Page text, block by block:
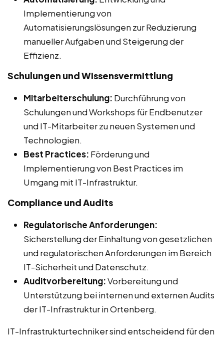
Implementierung von
Automatisierungslösungen zur Reduzierung
manueller Aufgaben und Steigerung der
Effizienz.
Schulungen und Wissensvermittlung
Mitarbeiterschulung: Durchführung von
Schulungen und Workshops für Endbenutzer
und IT-Mitarbeiter zu neuen Systemen und
Technologien.
Best Practices: Förderung und
Implementierung von Best Practices im
Umgang mit IT-Infrastruktur.
Compliance und Audits
Regulatorische Anforderungen:
Sicherstellung der Einhaltung von gesetzlichen
und regulatorischen Anforderungen im Bereich
IT-Sicherheit und Datenschutz.
Auditvorbereitung:Vorbereitung und
Unterstützung bei internen und externen Audits
der IT-Infrastruktur in Ortenberg.
IT-Infrastrukturtechniker sind entscheidend für den